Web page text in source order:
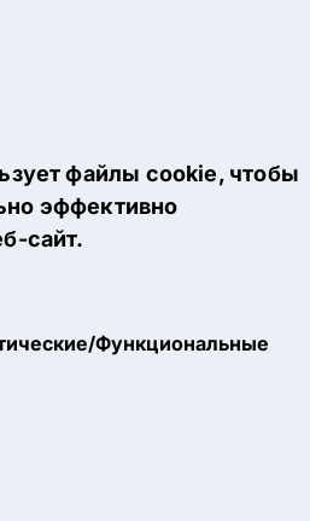
файлы cookie, чтобы
эффективно
сайт.
Функциональные